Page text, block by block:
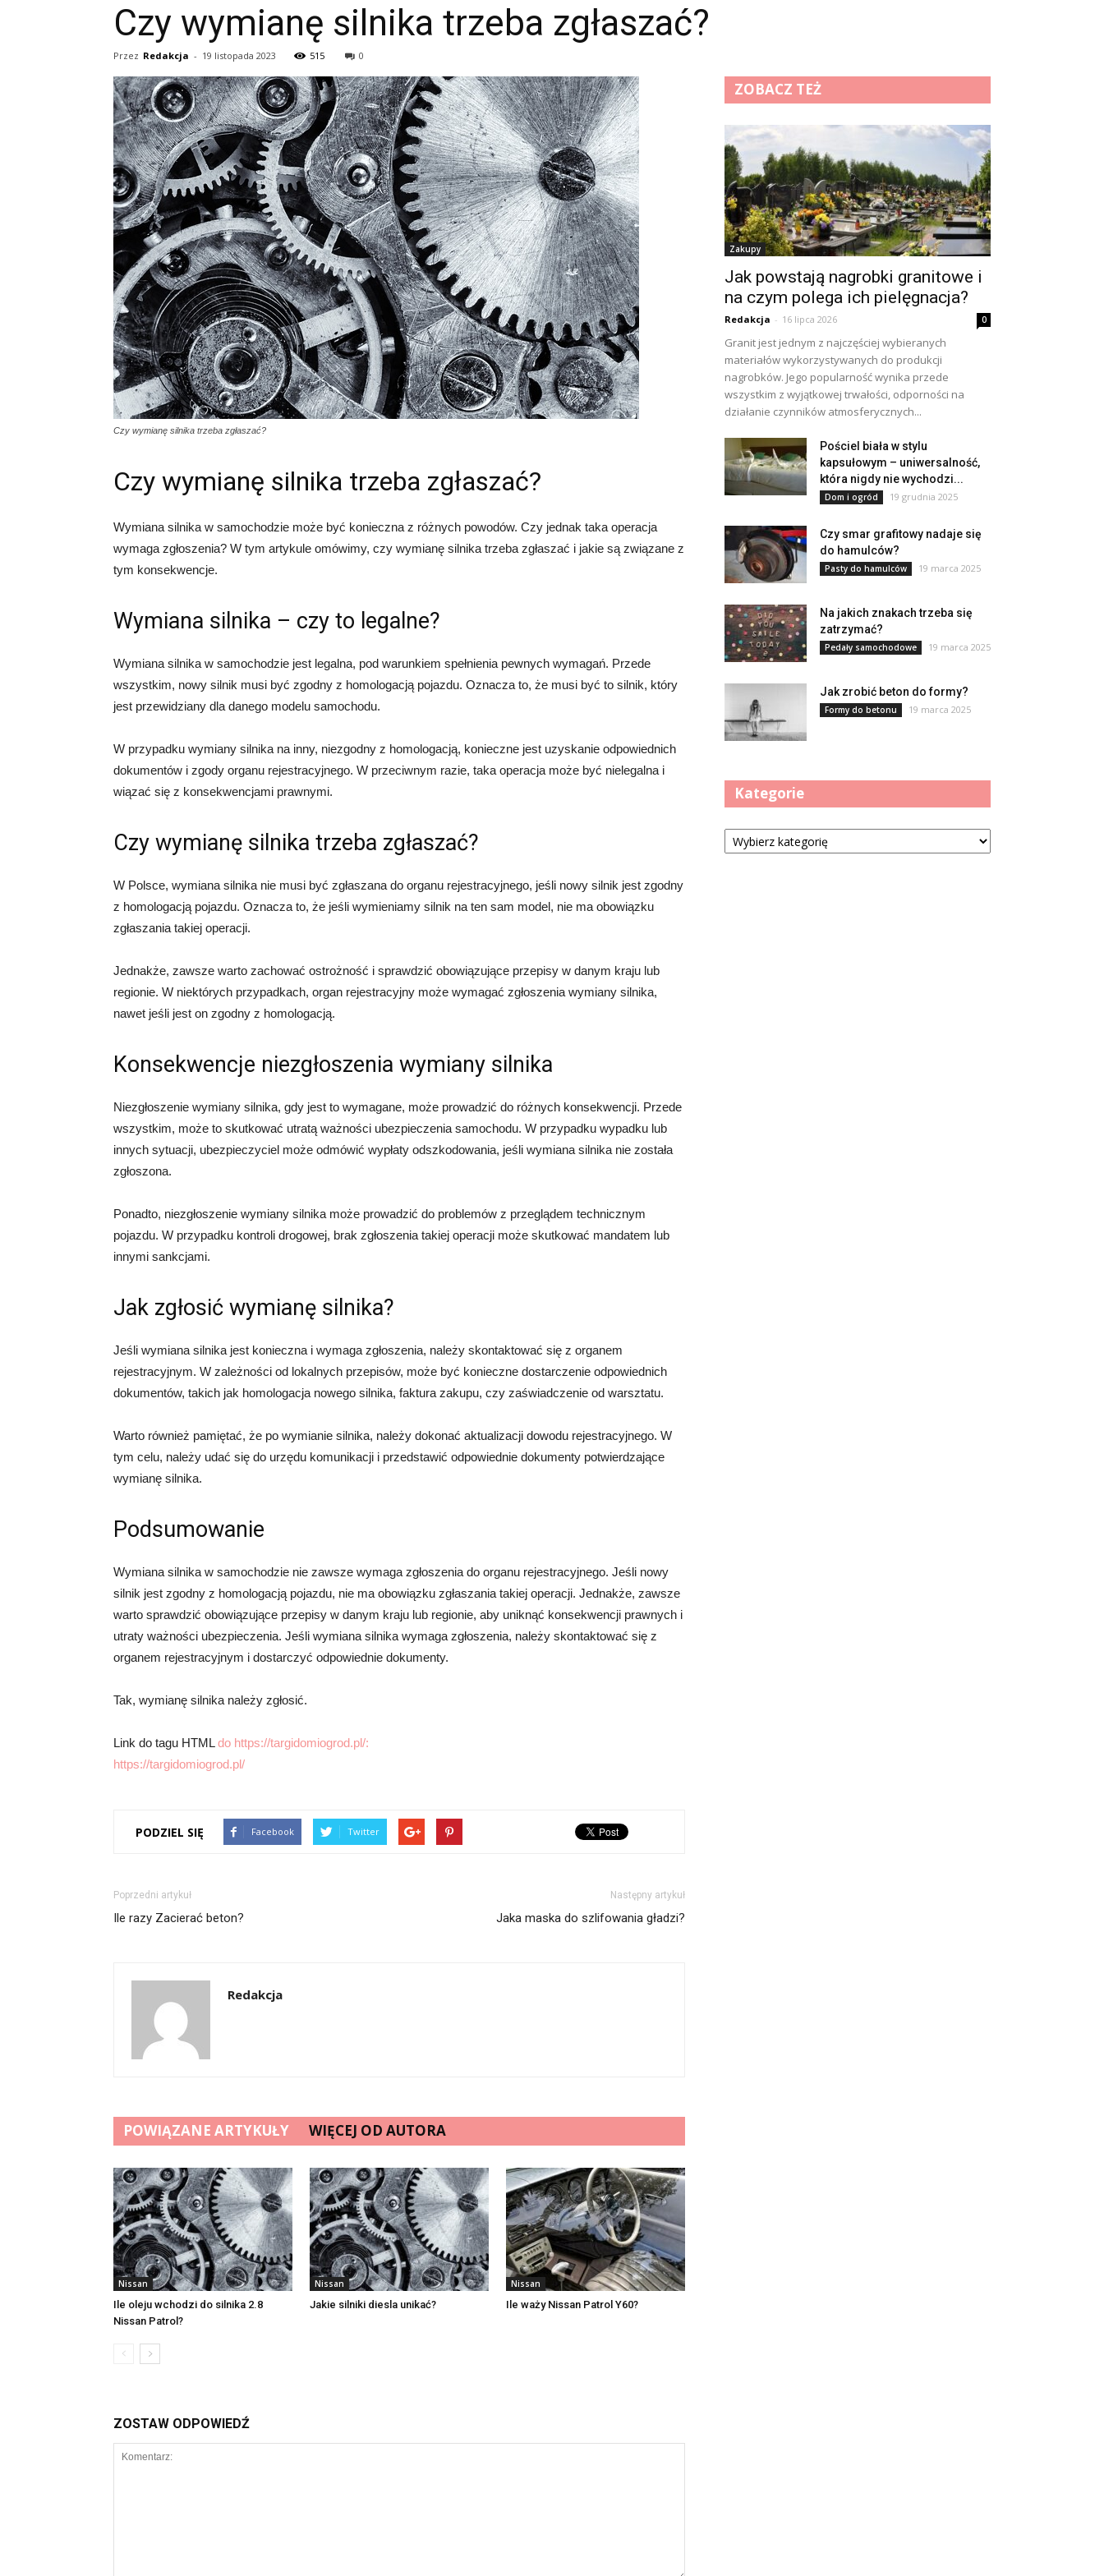
Czy wymianę silnika trzeba zgłaszać?
Przez Redakcja - 19 listopada 2023 515 0
Czy wymianę silnika trzeba zgłaszać?
Czy wymianę silnika trzeba zgłaszać?
Wymiana silnika w samochodzie może być konieczna z różnych powodów. Czy jednak taka operacja
wymaga zgłoszenia? W tym artykule omówimy, czy wymianę silnika trzeba zgłaszać i jakie są związane z
tym konsekwencje.
Wymiana silnika – czy to legalne?
Wymiana silnika w samochodzie jest legalna, pod warunkiem spełnienia pewnych wymagań. Przede
wszystkim, nowy silnik musi być zgodny z homologacją pojazdu. Oznacza to, że musi być to silnik, który
jest przewidziany dla danego modelu samochodu.
W przypadku wymiany silnika na inny, niezgodny z homologacją, konieczne jest uzyskanie odpowiednich
dokumentów i zgody organu rejestracyjnego. W przeciwnym razie, taka operacja może być nielegalna i
wiązać się z konsekwencjami prawnymi.
Czy wymianę silnika trzeba zgłaszać?
W Polsce, wymiana silnika nie musi być zgłaszana do organu rejestracyjnego, jeśli nowy silnik jest zgodny
z homologacją pojazdu. Oznacza to, że jeśli wymieniamy silnik na ten sam model, nie ma obowiązku
zgłaszania takiej operacji.
Jednakże, zawsze warto zachować ostrożność i sprawdzić obowiązujące przepisy w danym kraju lub
regionie. W niektórych przypadkach, organ rejestracyjny może wymagać zgłoszenia wymiany silnika,
nawet jeśli jest on zgodny z homologacją.
Konsekwencje niezgłoszenia wymiany silnika
Niezgłoszenie wymiany silnika, gdy jest to wymagane, może prowadzić do różnych konsekwencji. Przede
wszystkim, może to skutkować utratą ważności ubezpieczenia samochodu. W przypadku wypadku lub
innych sytuacji, ubezpieczyciel może odmówić wypłaty odszkodowania, jeśli wymiana silnika nie została
zgłoszona.
Ponadto, niezgłoszenie wymiany silnika może prowadzić do problemów z przeglądem technicznym
pojazdu. W przypadku kontroli drogowej, brak zgłoszenia takiej operacji może skutkować mandatem lub
innymi sankcjami.
Jak zgłosić wymianę silnika?
Jeśli wymiana silnika jest konieczna i wymaga zgłoszenia, należy skontaktować się z organem
rejestracyjnym. W zależności od lokalnych przepisów, może być konieczne dostarczenie odpowiednich
dokumentów, takich jak homologacja nowego silnika, faktura zakupu, czy zaświadczenie od warsztatu.
Warto również pamiętać, że po wymianie silnika, należy dokonać aktualizacji dowodu rejestracyjnego. W
tym celu, należy udać się do urzędu komunikacji i przedstawić odpowiednie dokumenty potwierdzające
wymianę silnika.
Podsumowanie
Wymiana silnika w samochodzie nie zawsze wymaga zgłoszenia do organu rejestracyjnego. Jeśli nowy
silnik jest zgodny z homologacją pojazdu, nie ma obowiązku zgłaszania takiej operacji. Jednakże, zawsze
warto sprawdzić obowiązujące przepisy w danym kraju lub regionie, aby uniknąć konsekwencji prawnych i
utraty ważności ubezpieczenia. Jeśli wymiana silnika wymaga zgłoszenia, należy skontaktować się z
organem rejestracyjnym i dostarczyć odpowiednie dokumenty.
Tak, wymianę silnika należy zgłosić.
Link do tagu HTMLdo https://targidomiogrod.pl/:
https://targidomiogrod.pl/
PODZIEL SIĘ Facebook Twitter
Poprzedni artykuł
Ile razy Zacierać beton?
Następny artykuł
Jaka maska do szlifowania gładzi?
Redakcja
POWIĄZANE ARTYKUŁY WIĘCEJ OD AUTORA
Nissan
Ile oleju wchodzi do silnika 2.8
Nissan Patrol?
Nissan
Jakie silniki diesla unikać?
Nissan
Ile waży Nissan Patrol Y60?
ZOSTAW ODPOWIEDŹ
ZOBACZ TEŻ
Zakupy
Jak powstają nagrobki granitowe i
na czym polega ich pielęgnacja?
Redakcja - 16 lipca 2026 0
Granit jest jednym z najczęściej wybieranych
materiałów wykorzystywanych do produkcji
nagrobków. Jego popularność wynika przede
wszystkim z wyjątkowej trwałości, odporności na
działanie czynników atmosferycznych...
Pościel biała w stylu
kapsułowym – uniwersalność,
która nigdy nie wychodzi...
Dom i ogród 19 grudnia 2025
Czy smar grafitowy nadaje się
do hamulców?
Pasty do hamulców 19 marca 2025
Na jakich znakach trzeba się
zatrzymać?
Pedały samochodowe 19 marca 2025
Jak zrobić beton do formy?
Formy do betonu 19 marca 2025
Kategorie
Kategorie